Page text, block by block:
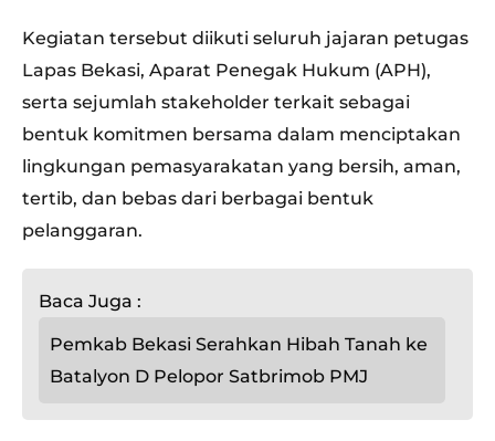
Kegiatan tersebut diikuti seluruh jajaran petugas
Lapas Bekasi, Aparat Penegak Hukum (APH),
serta sejumlah stakeholder terkait sebagai
bentuk komitmen bersama dalam menciptakan
lingkungan pemasyarakatan yang bersih, aman,
tertib, dan bebas dari berbagai bentuk
pelanggaran.
Baca Juga :
Pemkab Bekasi Serahkan Hibah Tanah ke
Batalyon D Pelopor Satbrimob PMJ